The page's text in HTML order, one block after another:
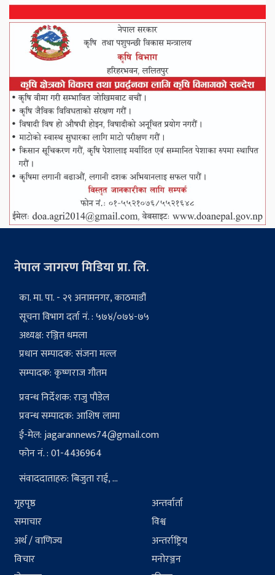
नेपाल जागरण मिडिया प्रा. लि.
का. मा. पा. - २९ अनामनगर, काठमाडौं
सूचना विभाग दर्ता नं. : ५७४/०७४-७५
अध्यक्ष: रञ्जित धमला
प्रधान सम्पादक: संजना मल्ल
सम्पादक: कृष्णराज गौतम
प्रवन्ध निर्देशक: राजु पौडेल
प्रवन्ध सम्पादक: आशिष लामा
ई-मेल:jagarannews74@gmail.com
फोन नं. : 01-4436964
संवाददाताहरु: बिजुता राई, ...
गृहपृष्ठ
समाचार
अर्थ / वाणिज्य
विचार
अन्तर्वार्ता
विश्व
अन्तर्राष्ट्रिय
मनोरञ्जन